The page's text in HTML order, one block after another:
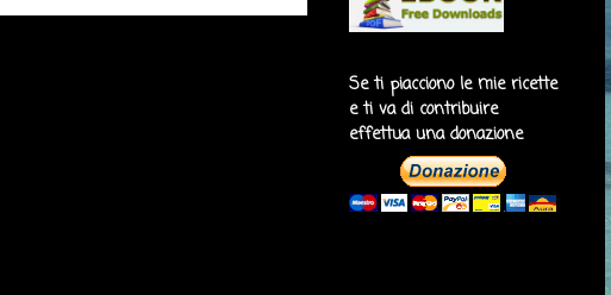
Se ti piacciono le mie ricette
e ti va di contribuire
effettua una donazione